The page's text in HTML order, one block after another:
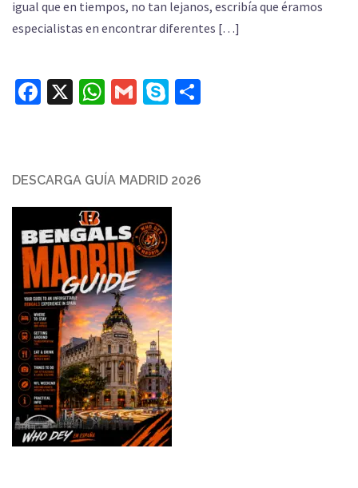
igual que en tiempos, no tan lejanos, escribía que éramos
especialistas en encontrar diferentes […]
Facebook
X WhatsApp
Gmail
Skype
DESCARGA GUÍA MADRID 2026